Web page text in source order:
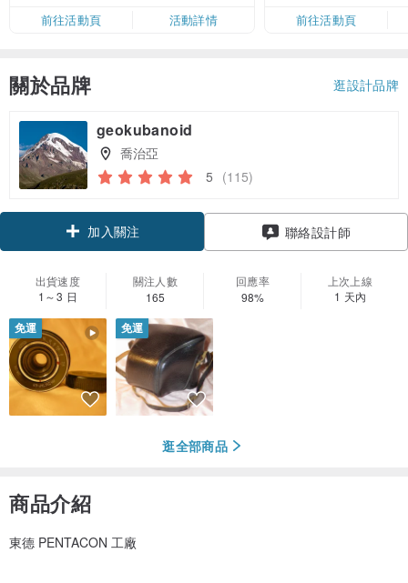
限，額滿即止，僅限「常用信用
卡」結帳）
前往活動頁 活動詳情
前往活動頁
關於品牌 逛設計品牌
geokubanoid
喬治亞
5 (115)
加入關注 聯絡設計師
出貨速度
1～3 日
關注人數
165
回應率
98%
上次上線
1 天內
免運 免運
逛全部商品
商品介紹
東德 PENTACON 工廠